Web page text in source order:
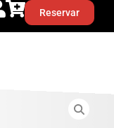
Reservar